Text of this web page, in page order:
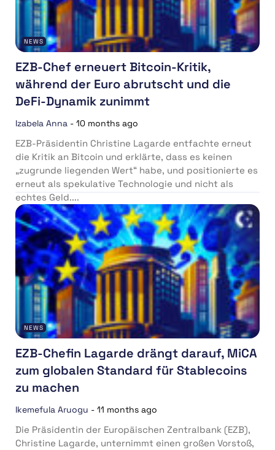
NEWS
EZB-Chef erneuert Bitcoin-Kritik,
während der Euro abrutscht und die
DeFi-Dynamik zunimmt
Izabela Anna - 10 months ago
EZB-Präsidentin Christine Lagarde entfachte erneut
die Kritik an Bitcoin und erklärte, dass es keinen
„zugrunde liegenden Wert“ habe, und positionierte es
erneut als spekulative Technologie und nicht als
echtes Geld....
NEWS
EZB-Chefin Lagarde drängt darauf, MiCA
zum globalen Standard für Stablecoins
zu machen
Ikemefula Aruogu - 11 months ago
Die Präsidentin der Europäischen Zentralbank (EZB),
Christine Lagarde, unternimmt einen großen Vorstoß,